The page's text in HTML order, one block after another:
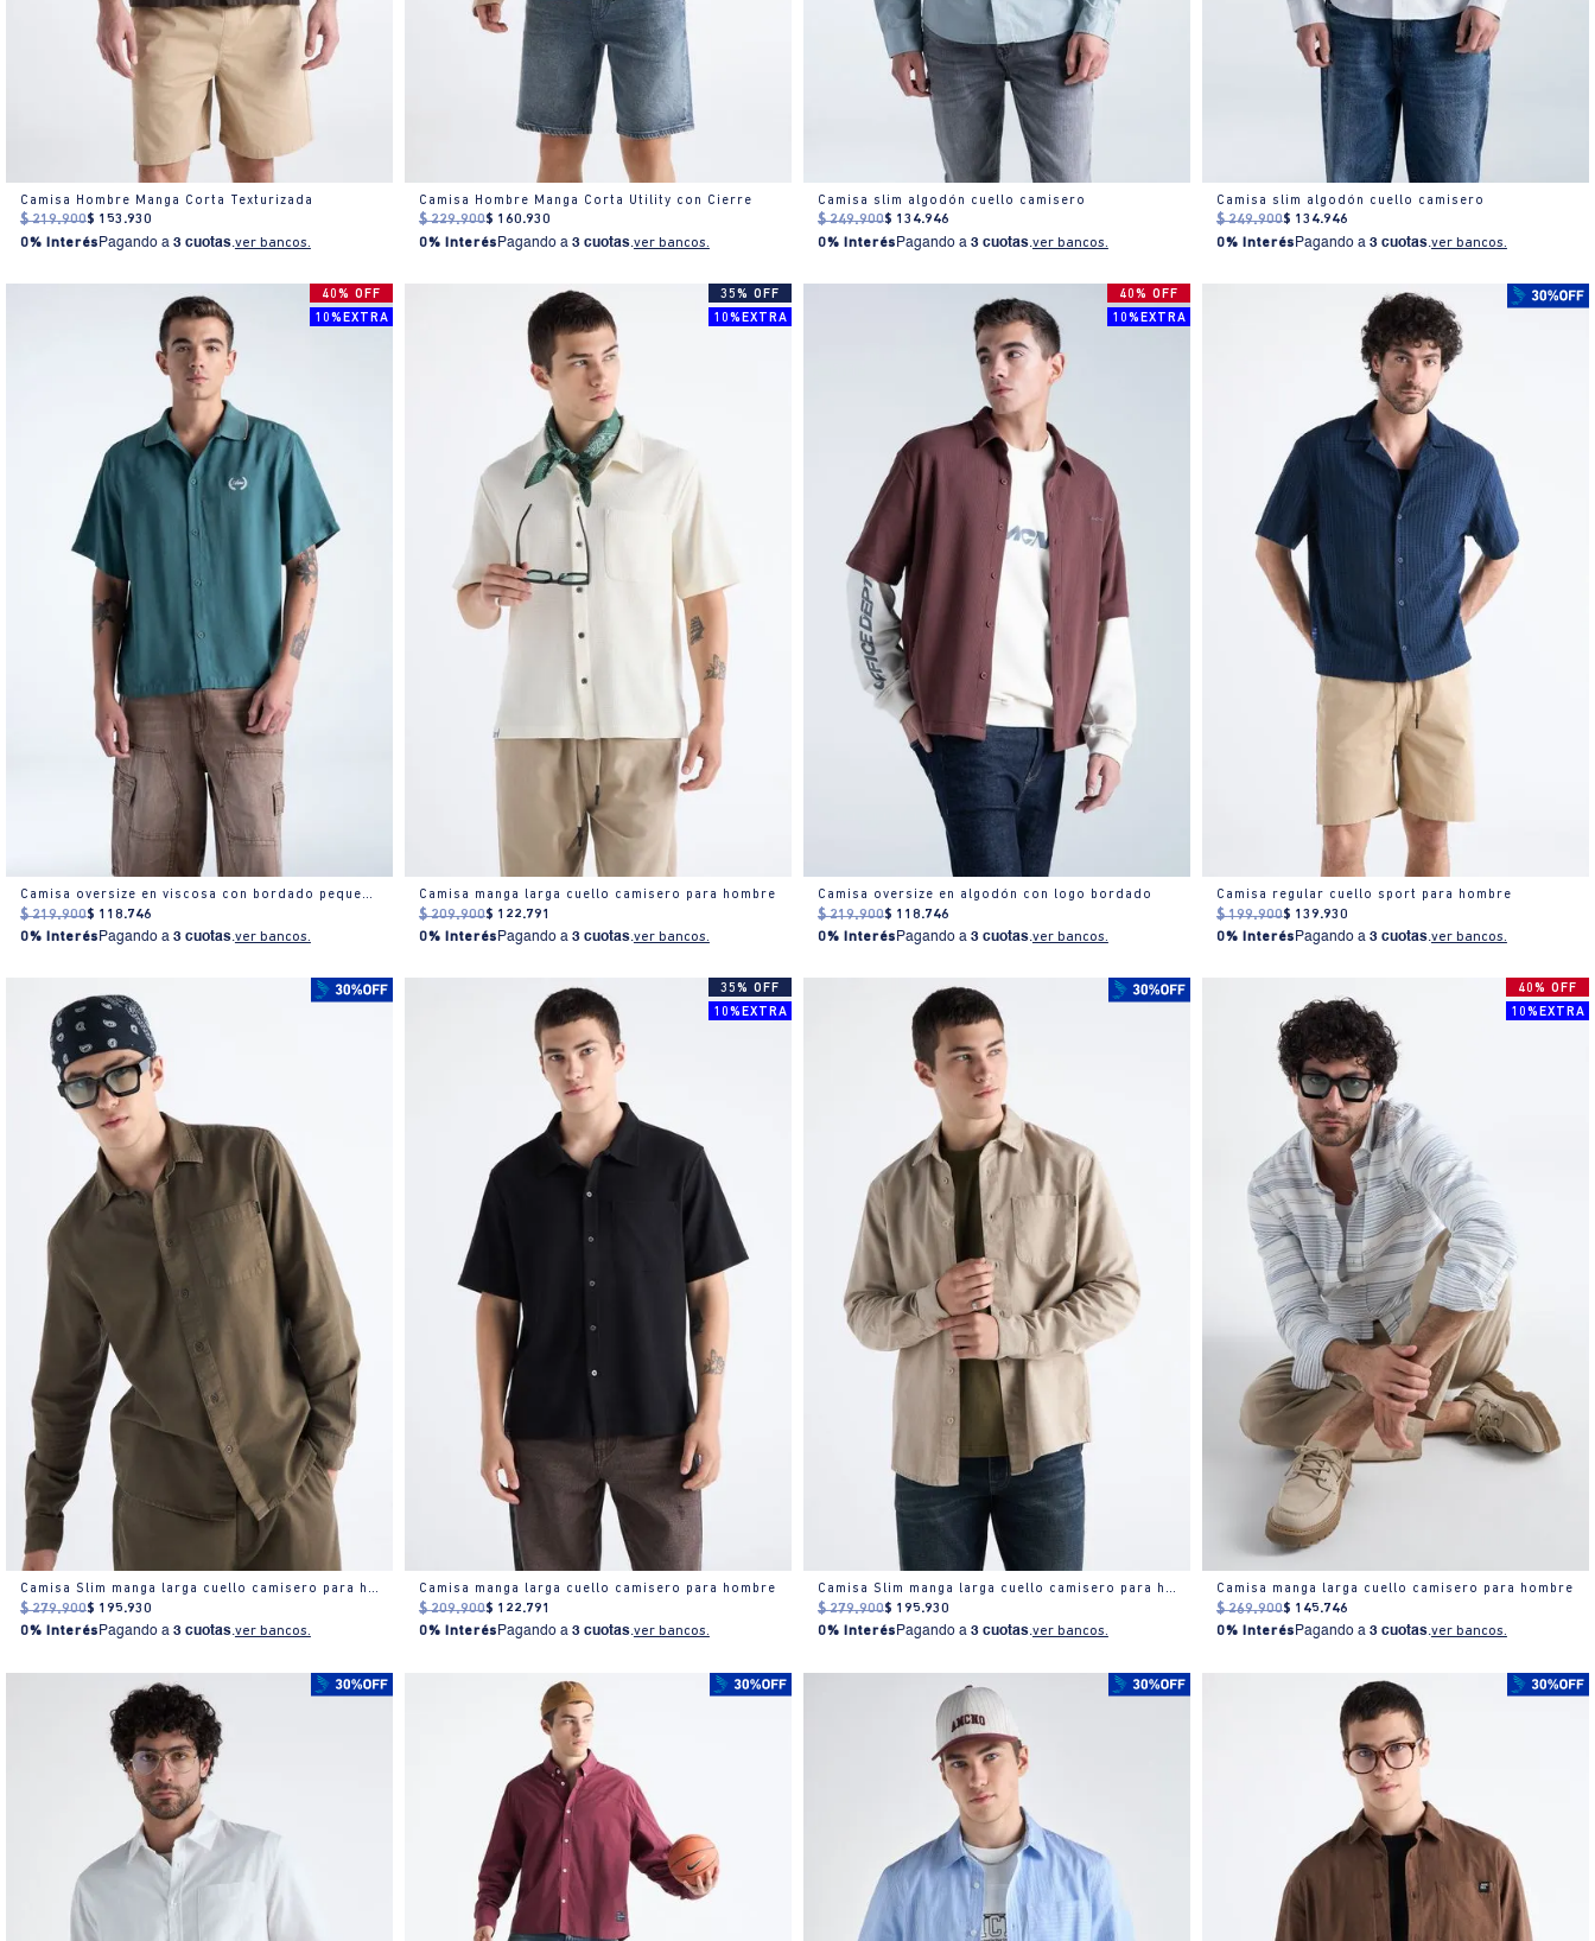
Camisa Hombre Manga Corta Texturizada
$ 219.900$ 153 .930
0% Interés Pagando a 3 cuotas.ver bancos.
Camisa Hombre Manga Corta Utility con Cierre
$ 229.900$ 160.930
0% Interés Pagando a 3 cuotas.ver bancos.
Camisa slim algodón cuello camisero
$ 249.900$ 134.946
0% Interés Pagando a 3 cuotas.ver bancos.
Camisa slim algodón cuello camisero
$ 249.900$ 134.946
0% Interés Pagando a 3 cuotas.ver bancos.
40% OFF
10%EXTRA
Camisa oversize en viscosa con bordado pequeño
$ 219.900$ 118.746
0% Interés Pagando a 3 cuotas.ver bancos.
35% OFF
10%EXTRA
Camisa manga larga cuello camisero para hombre
$ 209.900$ 122.791
0% Interés Pagando a 3 cuotas.ver bancos.
40% OFF
10%EXTRA
Camisa oversize en algodón con logo bordado
$ 219.900$ 118.746
0% Interés Pagando a 3 cuotas.ver bancos.
Camisa regular cuello sport para hombre
$ 199.900$ 139.930
0% Interés Pagando a 3 cuotas.ver bancos.
Camisa Slim manga larga cuello camisero para hombre
$ 279.900$ 195.930
0% InterésPagando a 3 cuotas.ver bancos.
35% OFF
10%EXTRA
Camisa manga larga cuello camisero para hombre
$ 209.900$ 122.791
0% InterésPagando a 3 cuotas.ver bancos.
Camisa Slim manga larga cuello camisero para hombre
$ 279.900$ 195.930
0% InterésPagando a 3 cuotas.ver bancos.
40% OFF
10%EXTRA
Camisa manga larga cuello camisero para hombre
$ 269.900$ 145.746
0% InterésPagando a 3 cuotas.ver bancos.